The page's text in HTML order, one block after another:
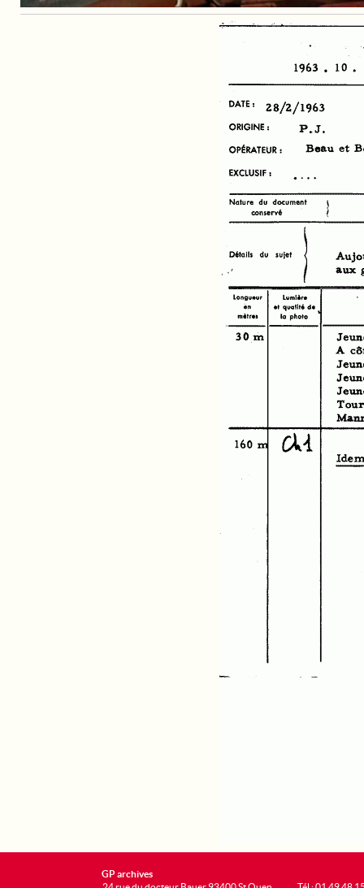
GP archives